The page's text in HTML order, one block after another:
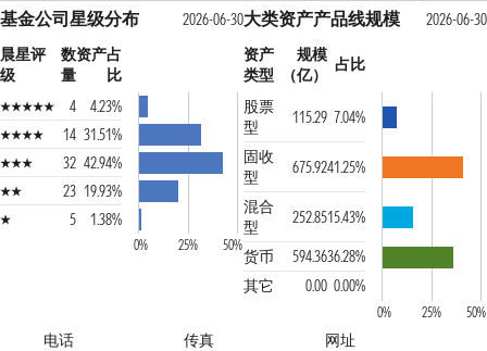
基金公司星级分布
2026-06-30
晨星评
级
数
量
资产占
比
4
4.23%
14 31.51%
32 42.94%
23 19.93%
5
1.38%
0% 25% 50%
大类资产产品线规模
2026-06-30
资产
类型
规模
（亿）
占比
股票
型
115.29 7.04%
固收
型
675.9241.25%
混合
型
252.8515.43%
货币
594.3636.28%
其它
0.00 0.00%
0% 25% 50%
电话
传真
网址